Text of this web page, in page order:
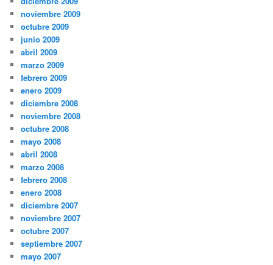
noviembre 2009
octubre 2009
junio 2009
abril 2009
marzo 2009
febrero 2009
enero 2009
diciembre 2008
noviembre 2008
octubre 2008
mayo 2008
abril 2008
marzo 2008
febrero 2008
enero 2008
diciembre 2007
noviembre 2007
octubre 2007
septiembre 2007
mayo 2007